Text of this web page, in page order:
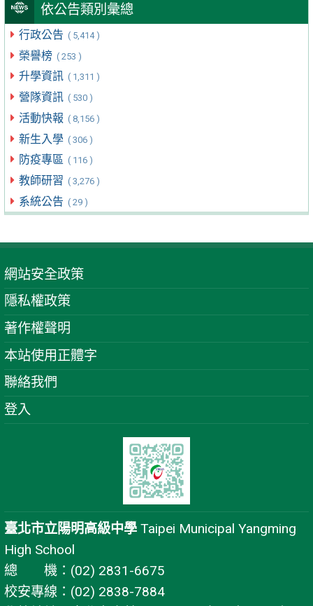
依公告類別彙總
行政公告 ( 5,414 )
榮譽榜 ( 253 )
升學資訊 ( 1,311 )
營隊資訊 ( 530 )
活動快報 ( 8,156 )
新生入學 ( 306 )
防疫專區 ( 116 )
教師研習 ( 3,276 )
系統公告 ( 29 )
網站安全政策
隱私權政策
著作權聲明
本站使用正體字
聯絡我們
登入
臺北市立陽明高級中學 Taipei Municipal Yangming
High School
總 機：(02) 2831-6675
校安專線：(02) 2838-7884